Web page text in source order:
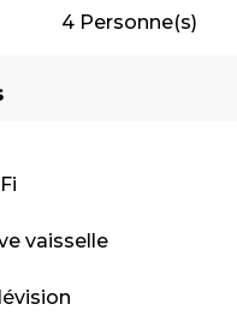
4 Personne(s)
vaisselle